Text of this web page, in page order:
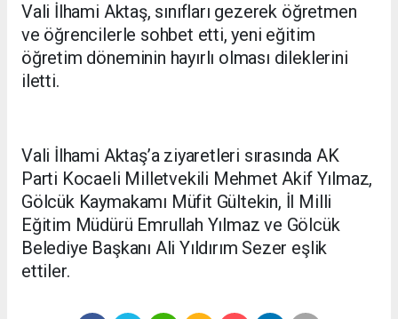
Vali İlhami Aktaş, sınıfları gezerek öğretmen
ve öğrencilerle sohbet etti, yeni eğitim
öğretim döneminin hayırlı olması dileklerini
iletti.
Vali İlhami Aktaş’a ziyaretleri sırasında AK
Parti Kocaeli Milletvekili Mehmet Akif Yılmaz,
Gölcük Kaymakamı Müfit Gültekin, İl Milli
Eğitim Müdürü Emrullah Yılmaz ve Gölcük
Belediye Başkanı Ali Yıldırım Sezer eşlik
ettiler.